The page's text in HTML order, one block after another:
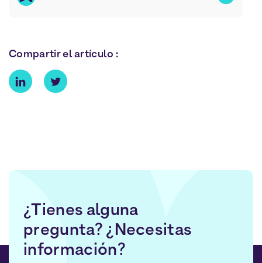
Compartir el artículo :
¿Tienes alguna
pregunta? ¿Necesitas
información?